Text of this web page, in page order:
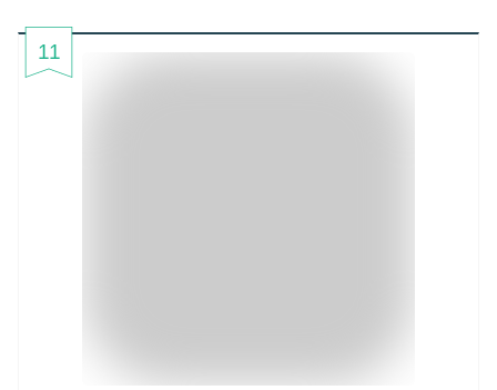
11